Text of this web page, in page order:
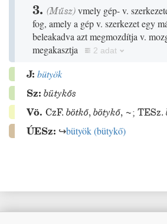
3. (Műsz)vmely gép- v.
fog, amely a gép v. szerkezet egy
beleakadva azt megmozdítja v.
megakasztja
2 adat
J: bütyök
Sz: bütykős
Vö. CzF. bötkő,bötykő, ~; TESz.
ÚESz: ↪bütyök(bütykő)